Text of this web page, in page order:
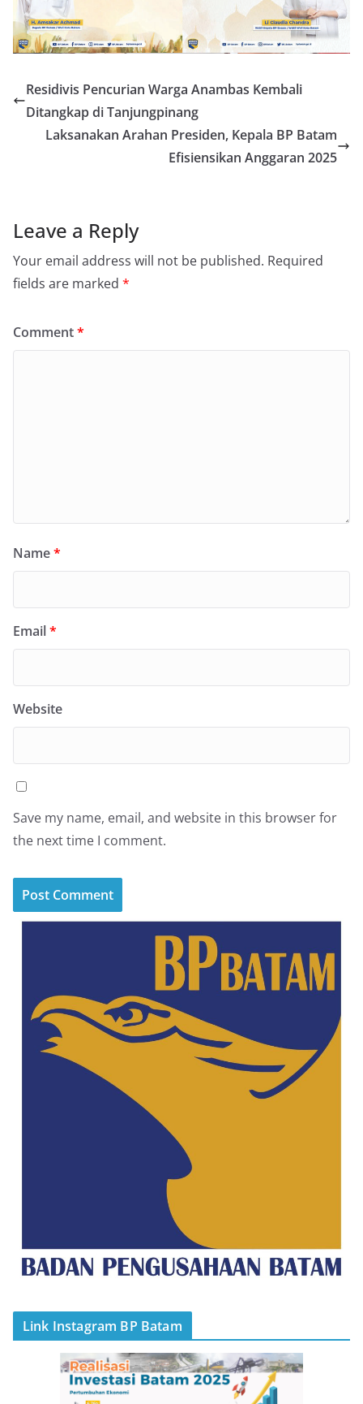
Residivis Pencurian Warga Anambas Kembali
Ditangkap di Tanjungpinang
Laksanakan Arahan Presiden, Kepala BP Batam
Efisiensikan Anggaran 2025
Leave a Reply
Your email address will not be published. Required
fields are marked *
Comment*
Name*
Email*
Website
Save my name, email, and website in this browser for
the next time I comment.
Link Instagram BP Batam